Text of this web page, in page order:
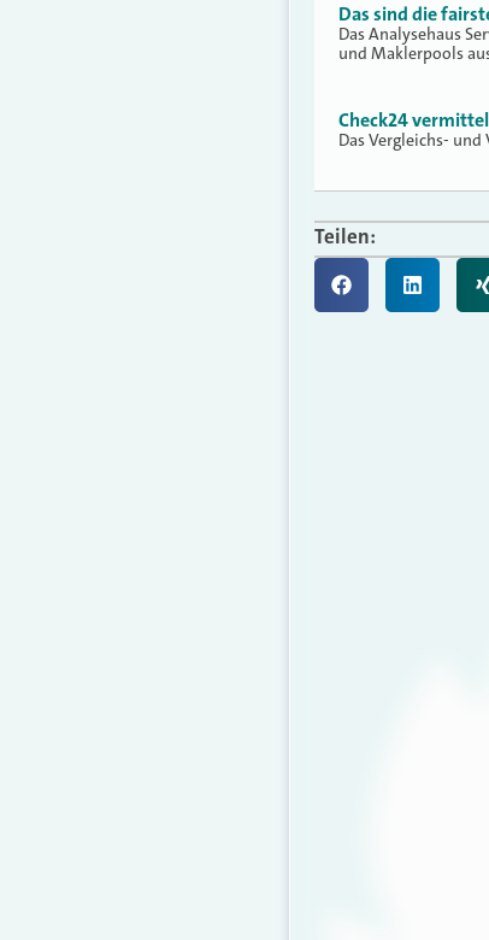
Das sind die
Das Analysehaus
und Maklerpools
Check24
Das Vergleichs-
Teilen: